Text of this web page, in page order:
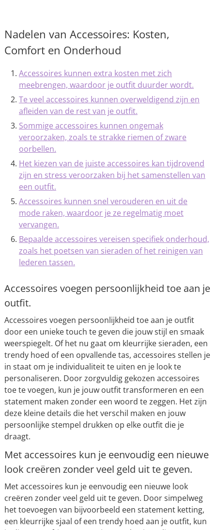
Nadelen van Accessoires: Kosten,
Comfort en Onderhoud
Accessoires kunnen extra kosten met zich
meebrengen, waardoor je outfit duurder wordt.
Te veel accessoires kunnen overweldigend zijn en
afleiden van de rest van je outfit.
Sommige accessoires kunnen ongemak
veroorzaken, zoals te strakke riemen of zware
oorbellen.
Het kiezen van de juiste accessoires kan tijdrovend
zijn en stress veroorzaken bij het samenstellen van
een outfit.
Accessoires kunnen snel verouderen en uit de
mode raken, waardoor je ze regelmatig moet
vervangen.
Bepaalde accessoires vereisen specifiek onderhoud,
zoals het poetsen van sieraden of het reinigen van
lederen tassen.
Accessoires voegen persoonlijkheid toe aan je
outfit.
Accessoires voegen persoonlijkheid toe aan je outfit
door een unieke touch te geven die jouw stijl en smaak
weerspiegelt. Of het nu gaat om kleurrijke sieraden, een
trendy hoed of een opvallende tas, accessoires stellen je
in staat om je individualiteit te uiten en je look te
personaliseren. Door zorgvuldig gekozen accessoires
toe te voegen, kun je jouw outfit transformeren en een
statement maken zonder een woord te zeggen. Het zijn
deze kleine details die het verschil maken en jouw
persoonlijke stempel drukken op elke outfit die je
draagt.
Met accessoires kun je eenvoudig een nieuwe
look creëren zonder veel geld uit te geven.
Met accessoires kun je eenvoudig een nieuwe look
creëren zonder veel geld uit te geven. Door simpelweg
het toevoegen van bijvoorbeeld een statement ketting,
een kleurrijke sjaal of een trendy hoed aan je outfit, kun